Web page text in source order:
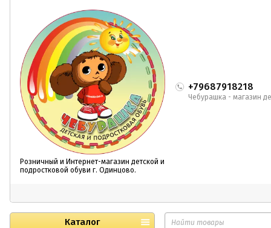
Розничный и Интернет-магазин детской и
подростковой обуви г. Одинцово.
+79687918218
Чебурашка - магазин
Каталог